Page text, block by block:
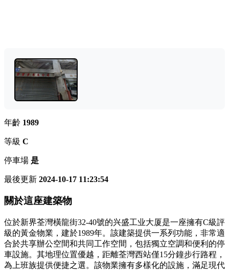
年齡 1989
等級 C
停車場 是
最後更新 2024-10-17 11:23:54
關於這座建築物
位於新界荃灣橫龍街32-40號的兴盛工业大厦是一座擁有C級評
級的黃金物業，建於1989年。該建築提供一系列功能，非常適
合於共享辦公空間和共同工作空間，包括獨立空調和便利的停
車設施。其地理位置優越，距離荃灣西站僅15分鐘步行路程，
為上班族提供便捷之選。該物業擁有多樣化的設施，滿足現代